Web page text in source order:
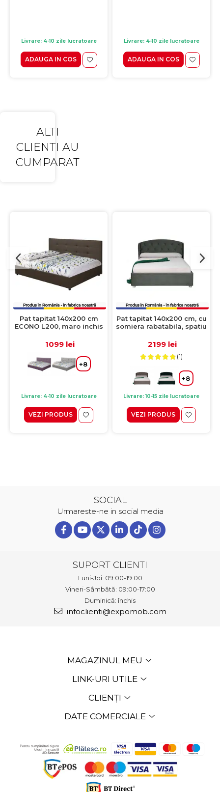
Livrare: 4-10 zile lucratoare
ADAUGA IN COS
Livrare: 4-10 zile lucratoare
ADAUGA IN COS
ALTI
CLIENTI AU
CUMPARAT
Pat tapitat 140x200 cm
ECONO L200, maro inchis
1099 lei
+8
Livrare: 4-10 zile lucratoare
VEZI PRODUS
Pat tapitat 140x200 cm, cu
somiera rabatabila, spatiu
inchis
2199 lei
(1)
+8
Livrare: 10-15 zile lucratoare
VEZI PRODUS
SOCIAL
Urmareste-ne in social media
SUPORT CLIENTI
Luni-Joi: 09:00-19:00
Vineri-Sâmbătă: 09:00-17:00
Duminică: închis
infoclienti@expomob.com
MAGAZINUL MEU
LINK-URI UTILE
CLIENȚI
DATE COMERCIALE